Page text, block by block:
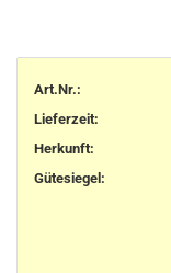
Art.Nr.:
Lieferzeit:
Herkunft:
Gütesiegel: